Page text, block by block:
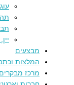
מבצעים
המלצות
מרכז מבקרים